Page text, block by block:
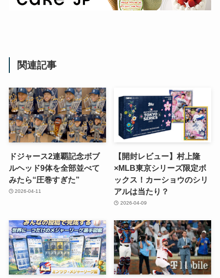
関連記事
ドジャース2連覇記念ボブ
ルヘッド9体を全部並べて
みたら“圧巻すぎた”
2026-04-11
【開封レビュー】村上隆
×MLB東京シリーズ限定ボ
ックス！カーショウのシリ
アルは当たり？
2026-04-09